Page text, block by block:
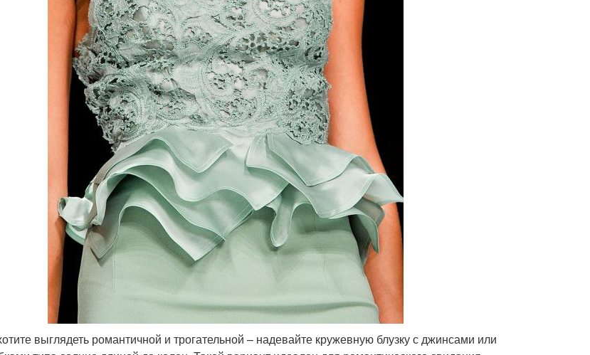
выглядеть романтичной и трогательной – надевайте кружевную блузку с джинсами или